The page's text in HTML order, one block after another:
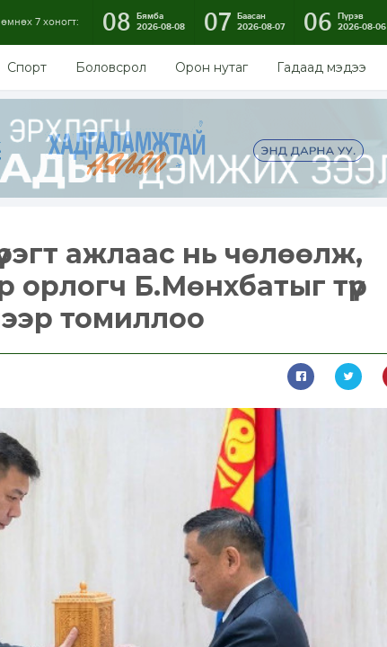
өмнөх 7 хоногт: 08 Бямба
2026-08-08
07 Баасан
2026-08-07
06 Пүрэв
2026-08-06
Спорт Боловсрол Орон нутаг Гадаад мэдээ
ажлаас нь чөлөөлж,
орлогч Б.Мөнхбатыг түр
томиллоо